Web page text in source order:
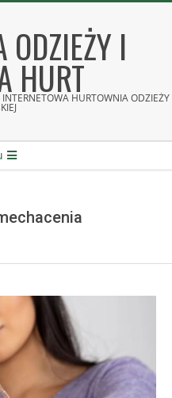
ODZIEŻY I
HURTHURTOWNIA ODZIEŻY